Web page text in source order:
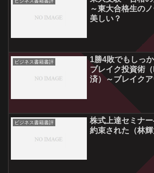
～東大合格生の
美しい？
ビジネス書籍書評
1勝4敗でもしっ
ブレイク投資術
済）～ブレイク
優位性を持つのか
ビジネス書籍書評
株式上達セミナ
約束された（林輝